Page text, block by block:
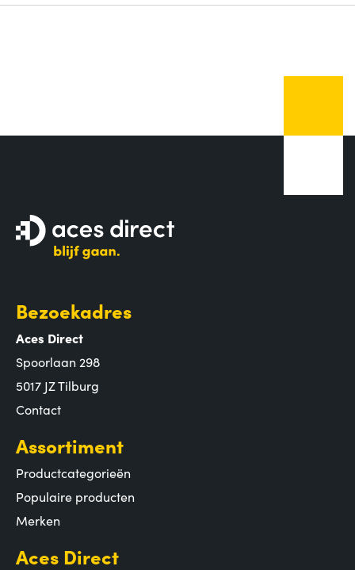
Bezoekadres
Aces Direct
Spoorlaan 298
5017 JZ Tilburg
Contact
Assortiment
Productcategorieën
Populaire producten
Merken
Aces Direct